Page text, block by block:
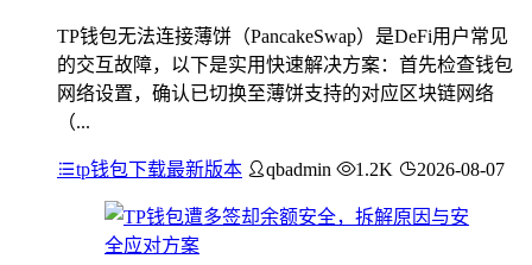
TP钱包无法连接薄饼（PancakeSwap）是DeFi用户常见
的交互故障，以下是实用快速解决方案：首先检查钱包
网络设置，确认已切换至薄饼支持的对应区块链网络
（...
tp钱包下载最新版本 qbadmin 1.2K 2026-08-07